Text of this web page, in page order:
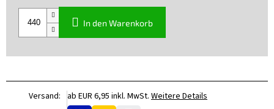
In den Warenkorb
Versand: ab EUR 6,95 inkl. MwSt. Weitere Details